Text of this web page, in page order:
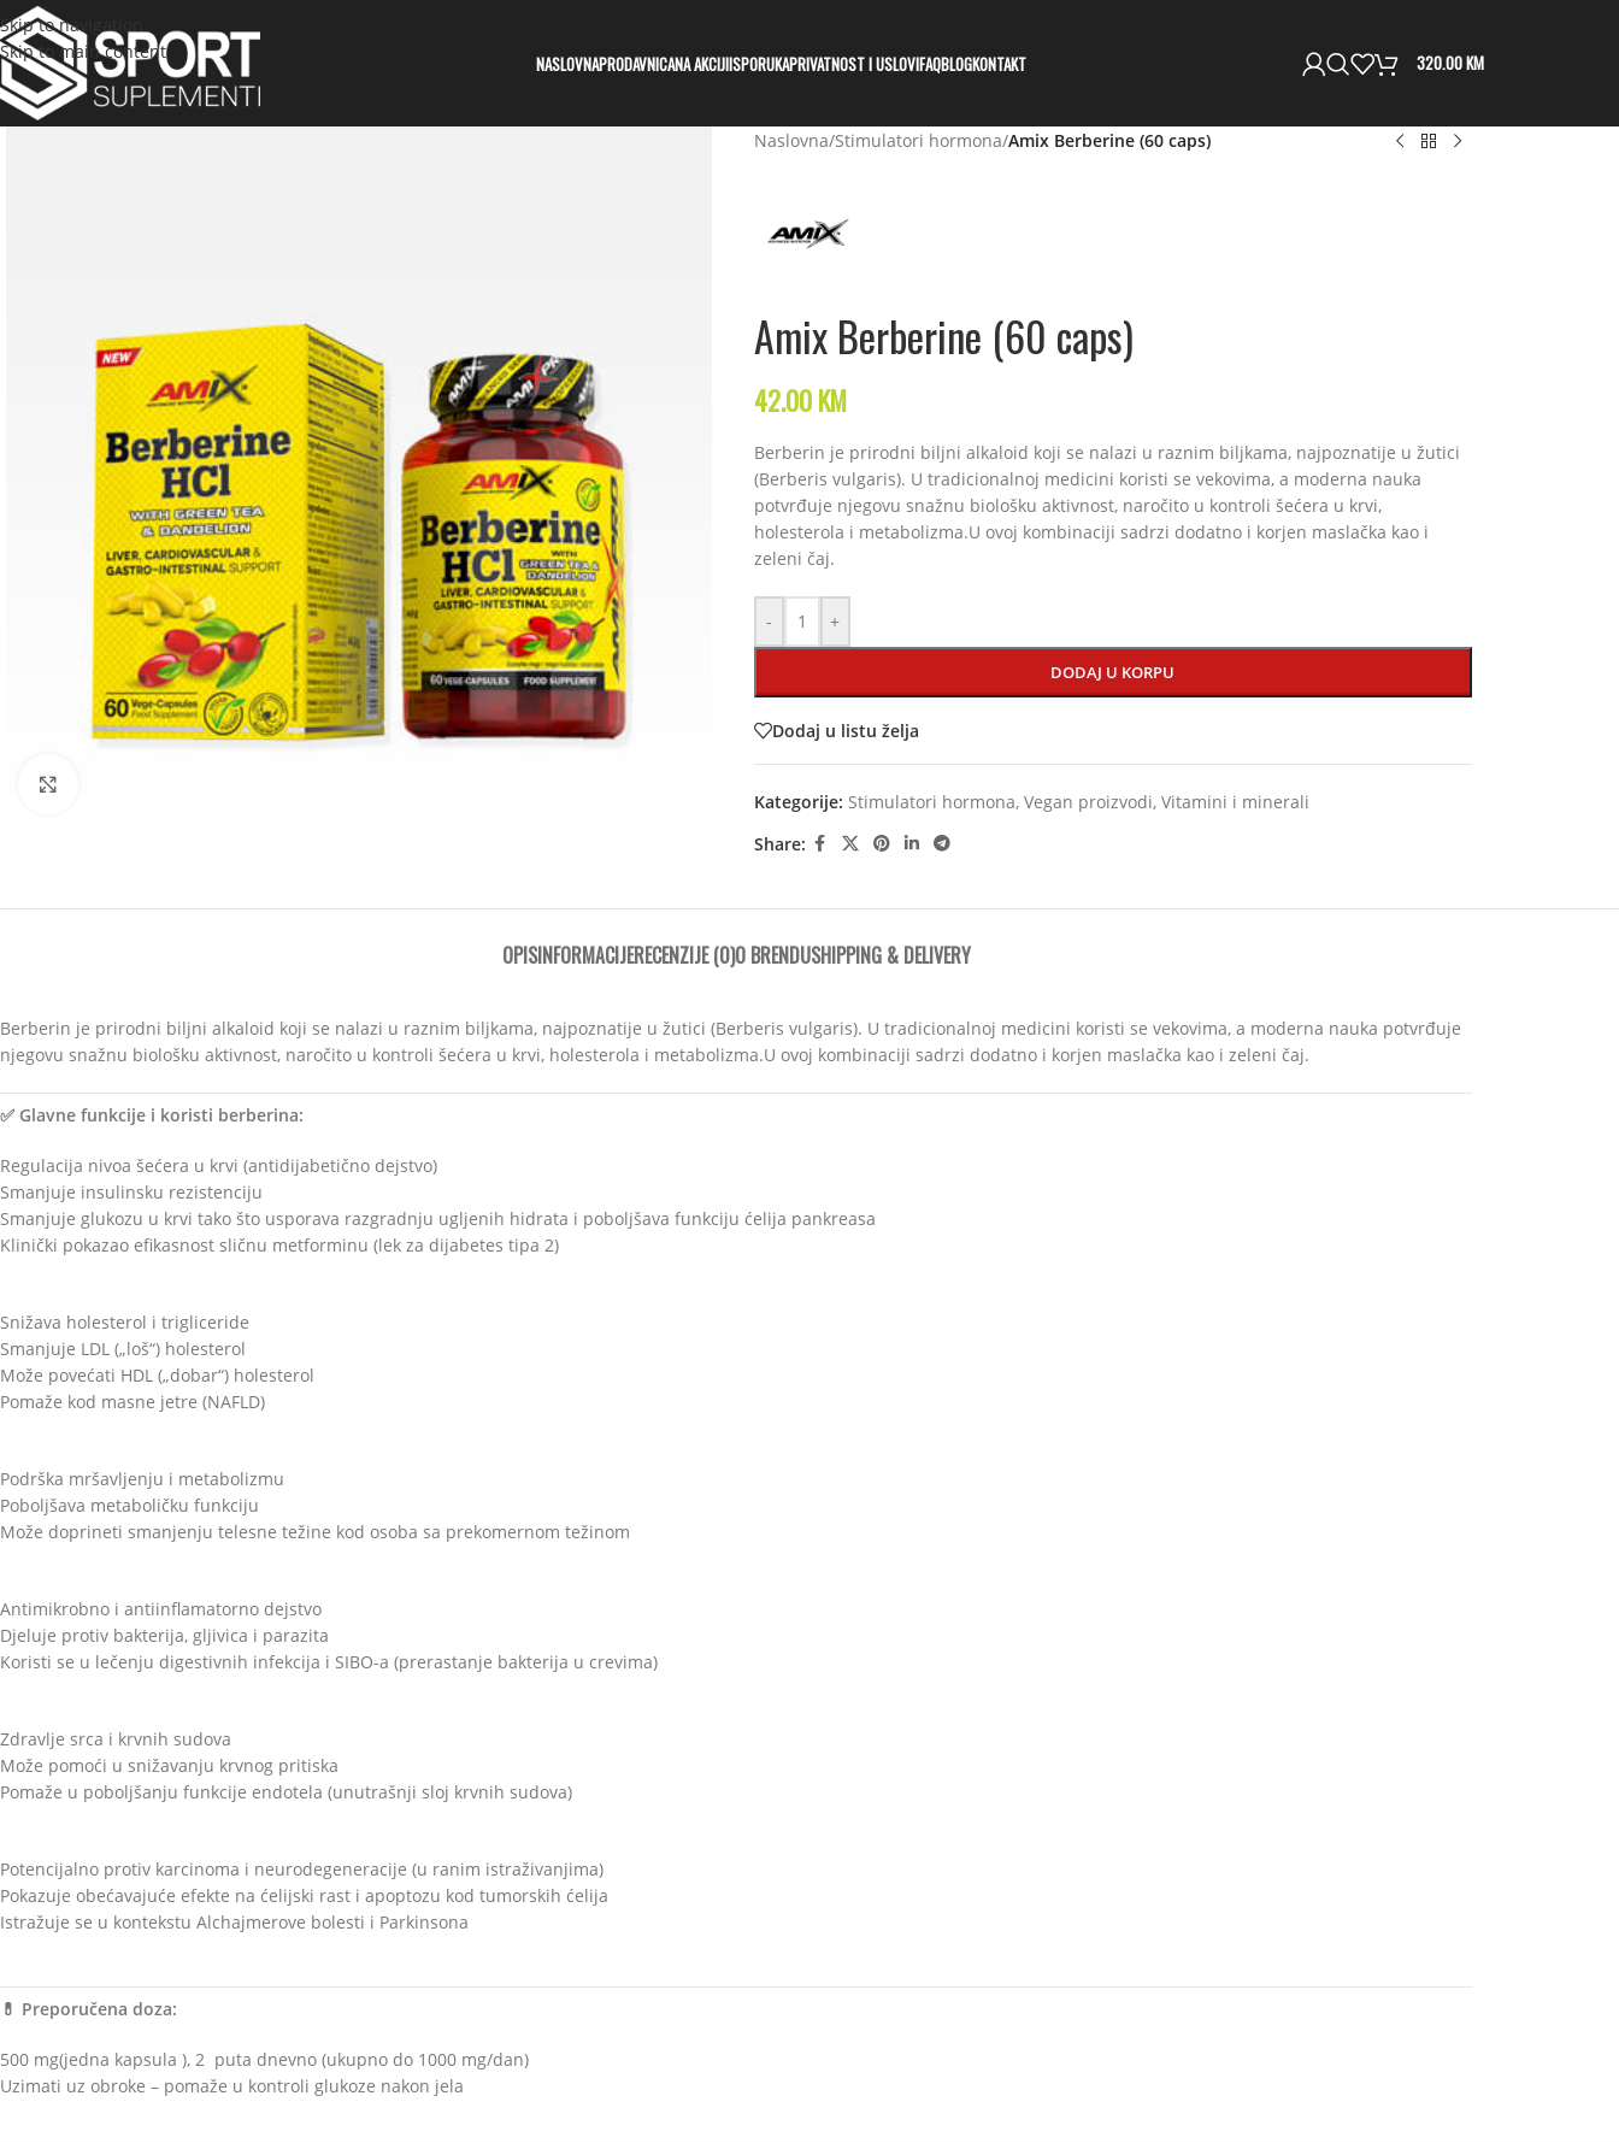
Skip to navigation
Skip to main content
NASLOVNAPRODAVNICANA AKCIJIISPORUKAPRIVATNOST I USLOVIFAQBLOGKONTAKT 320.00KM
Naslovna/Stimulatori hormona/Amix Berberine (60 caps)
Amix Berberine (60 caps)
42.00KM
Berberin je prirodni biljni alkaloid koji se nalazi u raznim biljkama, najpoznatije u žutici
(Berberis vulgaris). U tradicionalnoj medicini koristi se vekovima, a moderna nauka
potvrđuje njegovu snažnu biološku aktivnost, naročito u kontroli šećera u krvi,
holesterola i metabolizma.U ovoj kombinaciji sadrzi dodatno i korjen maslačka kao i
zeleni čaj.
- +
DODAJ U KORPU
Dodaj u listu želja
Kategorije: Stimulatori hormona, Vegan proizvodi, Vitamini i minerali
Share:
OPISINFORMACIJERECENZIJE (0)O BRENDUSHIPPING & DELIVERY
Berberin je prirodni biljni alkaloid koji se nalazi u raznim biljkama, najpoznatije u žutici (Berberis vulgaris). U tradicionalnoj medicini koristi se vekovima, a moderna nauka potvrđuje
njegovu snažnu biološku aktivnost, naročito u kontroli šećera u krvi, holesterola i metabolizma.U ovoj kombinaciji sadrzi dodatno i korjen maslačka kao i zeleni čaj.
✅ Glavne funkcije i koristi berberina:
Regulacija nivoa šećera u krvi (antidijabetično dejstvo)
Smanjuje insulinsku rezistenciju
Smanjuje glukozu u krvi tako što usporava razgradnju ugljenih hidrata i poboljšava funkciju ćelija pankreasa
Klinički pokazao efikasnost sličnu metforminu (lek za dijabetes tipa 2)
Snižava holesterol i trigliceride
Smanjuje LDL („loš“) holesterol
Može povećati HDL („dobar“) holesterol
Pomaže kod masne jetre (NAFLD)
Podrška mršavljenju i metabolizmu
Poboljšava metaboličku funkciju
Može doprineti smanjenju telesne težine kod osoba sa prekomernom težinom
Antimikrobno i antiinflamatorno dejstvo
Djeluje protiv bakterija, gljivica i parazita
Koristi se u lečenju digestivnih infekcija i SIBO-a (prerastanje bakterija u crevima)
Zdravlje srca i krvnih sudova
Može pomoći u snižavanju krvnog pritiska
Pomaže u poboljšanju funkcije endotela (unutrašnji sloj krvnih sudova)
Potencijalno protiv karcinoma i neurodegeneracije (u ranim istraživanjima)
Pokazuje obećavajuće efekte na ćelijski rast i apoptozu kod tumorskih ćelija
Istražuje se u kontekstu Alchajmerove bolesti i Parkinsona
💊 Preporučena doza:
500 mg(jedna kapsula ), 2 puta dnevno (ukupno do 1000 mg/dan)
Uzimati uz obroke – pomaže u kontroli glukoze nakon jela